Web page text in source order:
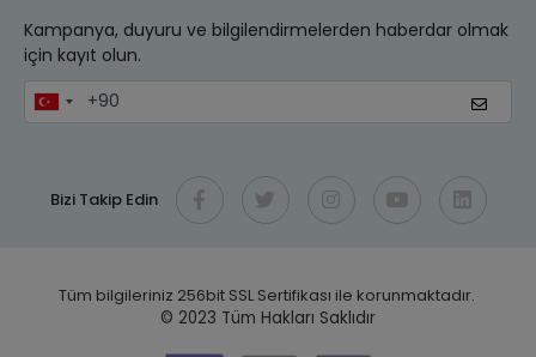
Kampanya, duyuru ve bilgilendirmelerden haberdar olmak
için kayıt olun.
Bizi Takip Edin
Tüm bilgileriniz 256bit SSL Sertifikası ile korunmaktadır.
© 2023 Tüm Hakları Saklıdır